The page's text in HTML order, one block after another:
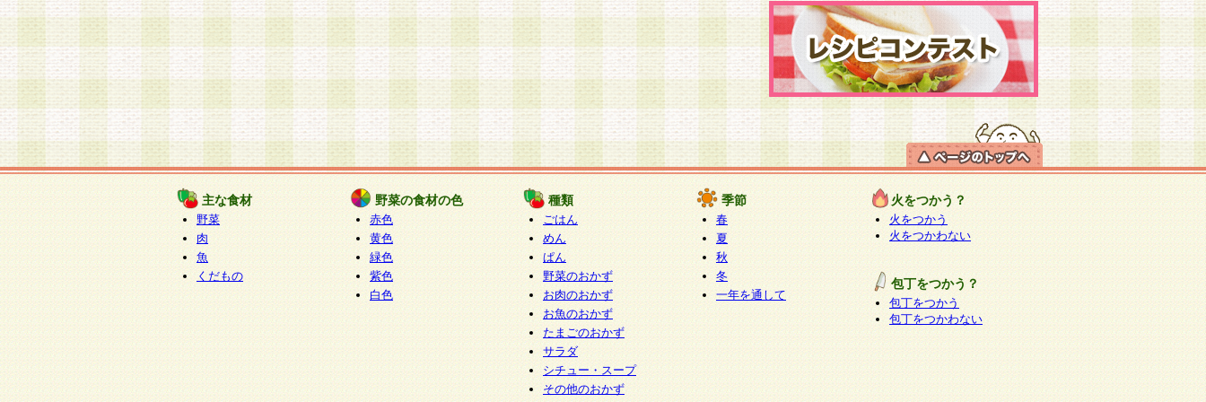
主な食材
野菜
肉
魚
くだもの
野菜の食材の色
赤色
黄色
緑色
紫色
白色
種類
ごはん
めん
ぱん
野菜のおかず
お肉のおかず
お魚のおかず
たまごのおかず
サラダ
シチュー・スープ
その他のおかず
季節
春
夏
秋
冬
一年を通して
火をつかう？
火をつかう
火をつかわない
包丁をつかう？
包丁をつかう
包丁をつかわない